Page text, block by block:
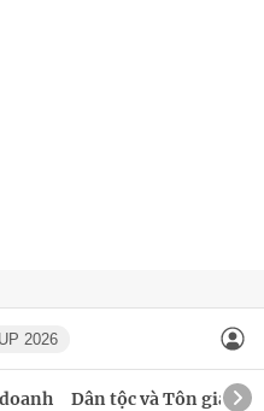
2026
Dân tộc và Tôn giáo